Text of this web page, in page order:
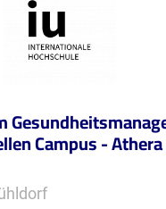
Campus - Athera